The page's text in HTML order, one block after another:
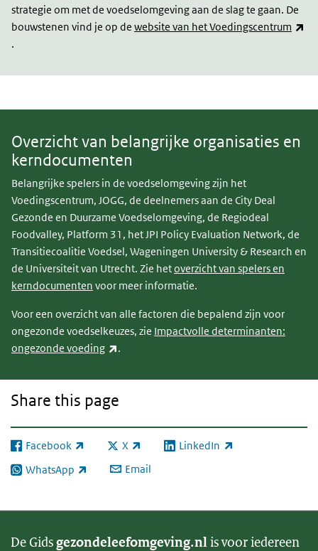
strategie om met de voedselomgeving aan de slag te gaan. De
bouwstenen vind je op de website van het Voedingscentrum
.
Organisaties
documenten
Overzicht van belangrijke organisaties en
kerndocumenten
Belangrijke spelers in de voedselomgeving zijn het
Voedingscentrum, JOGG, de deelnemers aan de City Deal
Gezonde en Duurzame Voedselomgeving, de Regiodeal
Foodvalley, Platform 31, het JPI Policy Evaluation Network, de
Transitiecoalitie Voedsel, Wageningen University & Research en
de Universiteit van Utrecht. Zie hetoverzicht van spelers en
kerndocumenten voor meer informatie.
Voor een overzicht van alle factoren die bepalend zijn voor
ongezonde voedselkeuzes, zie Impactvolle determinanten:
ongezonde voeding
.
Share this page
Facebook
(link is external) X
(link is external)LinkedIn
(link is external)
WhatsApp
(link is external) Email
De Gidsgezondeleefomgeving.nl is voor iedereen